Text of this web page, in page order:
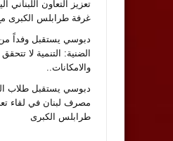
تعزيز التعاون اللبناني
غرفة طرابلس الكبرى مع
دبوسي يستقبل وفداً من
الضنية: التنمية لا
والامكانات..
دبوسي يستقبل طلاب
مصرف لبنان في لقاء
طرابلس الكبرى